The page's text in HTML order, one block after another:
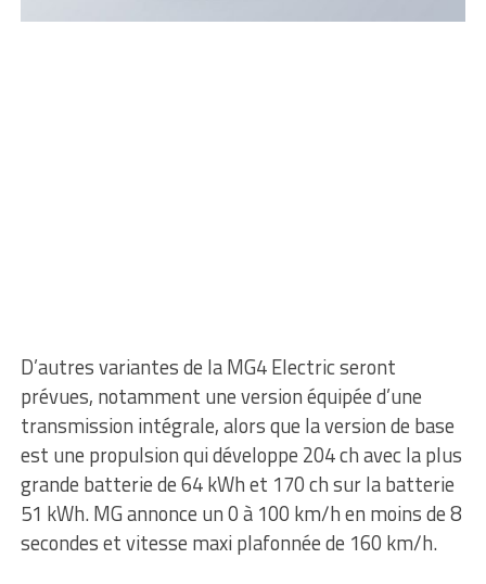
D’autres variantes de la MG4 Electric seront
prévues, notamment une version équipée d’une
transmission intégrale, alors que la version de base
est une propulsion qui développe 204 ch avec la plus
grande batterie de 64 kWh et 170 ch sur la batterie
51 kWh. MG annonce un 0 à 100 km/h en moins de 8
secondes et vitesse maxi plafonnée de 160 km/h.